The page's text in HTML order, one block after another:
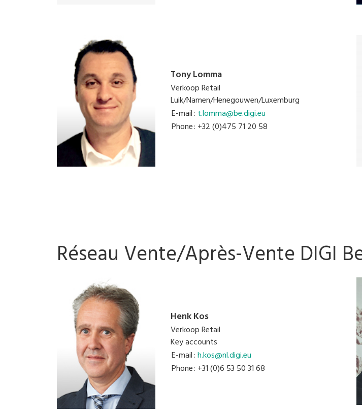
Tony Lomma
Verkoop Retail
Luik/Namen/Henegouwen/Luxemburg
E-mail: t.lomma@be.digi.eu
Phone: +32 (0)475 71 20 58
Réseau Vente/Après-Vente DIGI
Henk Kos
Verkoop Retail
Key accounts
E-mail:h.kos@nl.digi.eu
Phone: +31 (0)6 53 50 31 68